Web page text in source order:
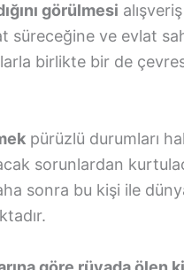
görülmesi
süreceğine ve evlat
birlikte bir de
pürüzlü durumları
sorunlardan
sonra bu kişi ile